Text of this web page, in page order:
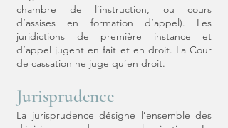
chambre de l’instruction, ou cours
d’assises en formation d’appel). Les
juridictions de première instance et
d’appel jugent en fait et en droit. La Cour
de cassation ne juge qu’en droit.
Jurisprudence
La jurisprudence désigne l’ensemble des